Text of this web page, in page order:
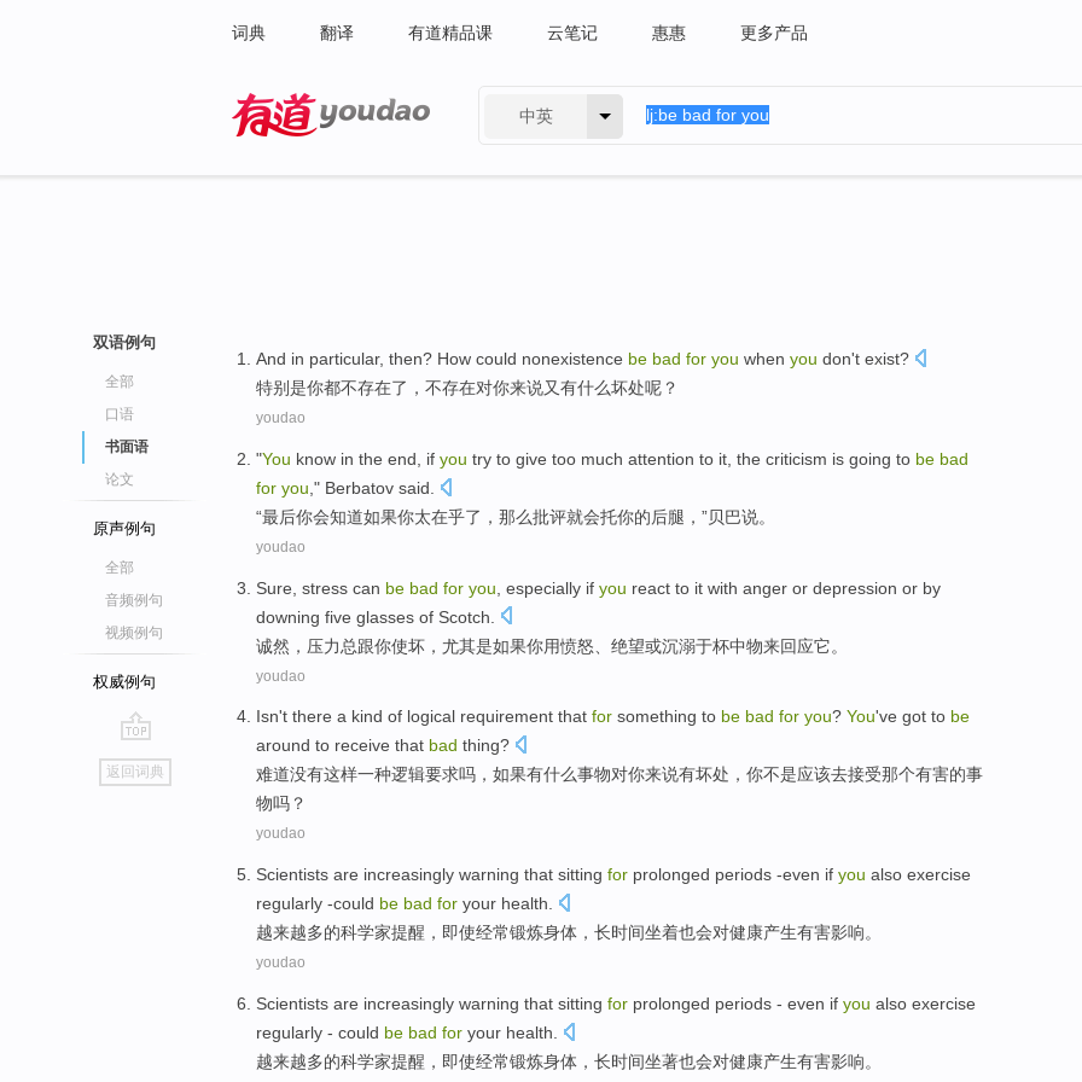
词典 翻译 有道精品课 云笔记 惠惠 更多产品
中英
双语例句
全部
口语
书面语
论文
原声例句
全部
音频例句
视频例句
权威例句
go
top
返回词典
And in particular, then? How could nonexistence be bad for you when you don't exist?
特别是你都不存在了，不存在对你来说又有什么坏处呢？
youdao
"You know in the end if you try to give too much attention to it, the criticism is going to be bad
for you ," Berbatov said
“最后你会知道如果你太在乎了， 那么批评就会托你的后腿，”贝巴说。
youdao
Sure stress can be bad for you especially if you react to it with anger or depression or by
downing five glasses of Scotch
诚然 ， 压力总跟你使坏， 尤其是如果你用愤怒 绝望或沉溺于杯中物来回应它。
youdao
Isn't there a kind of logical requirement that for something to be bad for you? You've got to be
around to receive that bad thing?
难道没有这样一种逻辑要求吗， 如果有什么事物对你来说有坏处 ，你不是应该去接受那个有害的事
物吗？
youdao
Scientists are increasingly warning that sitting for prolonged periods -even if you also exercise
regularly -could be bad for your health
越来越多的科学家提醒 ， 即使经常锻炼身体 ， 长时间坐着也会对健康产生有害影响。
youdao
Scientists are increasingly warning that sitting for prolonged periods - even if you also exercise
regularly - could be bad for your health
越来越多的科学家提醒 ， 即使经常锻炼身体 ， 长时间坐著也会对健康产生有害影响。